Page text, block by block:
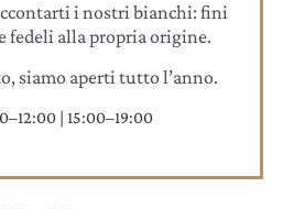
i nostri bianchi: fini
fedeli alla propria origine.
siamo aperti tutto l’anno.
| 15:00–19:00